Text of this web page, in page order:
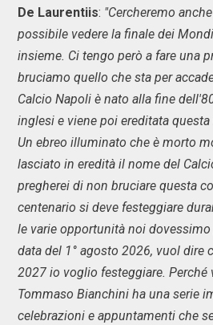
De Laurentiis: "Cercheremo
possibile vedere la finale dei
insieme. Ci tengo però a fare una
bruciamo quello che sta per
Calcio Napoli è nato alla fine
inglesi e viene poi ereditata
Un ebreo illuminato che è morto
lasciato in eredità il nome del
pregherei di non bruciare questa
centenario si deve festeggiare
le varie opportunità noi
data del 1° agosto 2026, vuol dire
2027 io voglio festeggiare. Perché
Tommaso Bianchini ha una serie
celebrazioni e appuntamenti che